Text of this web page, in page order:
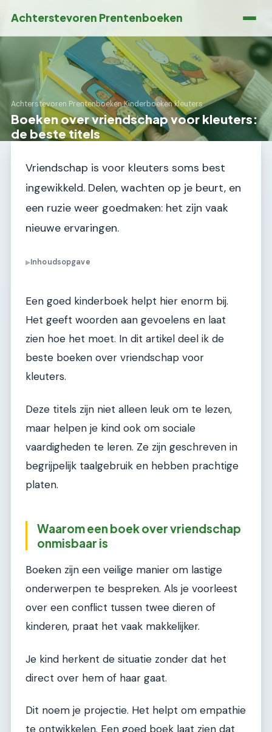
Achterstevoren Prentenboeken
Achterstevoren Prentenboeken›Kinderboeken kleuters
Boeken over vriendschap voor kleuters:
de beste titels
Vriendschap is voor kleuters soms best
ingewikkeld. Delen, wachten op je beurt, en
een ruzie weer goedmaken: het zijn vaak
nieuwe ervaringen.
▶Inhoudsopgave
Een goed kinderboek helpt hier enorm bij.
Het geeft woorden aan gevoelens en laat
zien hoe het moet. In dit artikel deel ik de
beste boeken over vriendschap voor
kleuters.
Deze titels zijn niet alleen leuk om te lezen,
maar helpen je kind ook om sociale
vaardigheden te leren. Ze zijn geschreven in
begrijpelijk taalgebruik en hebben prachtige
platen.
Waarom een boek over vriendschap
onmisbaar is
Boeken zijn een veilige manier om lastige
onderwerpen te bespreken. Als je voorleest
over een conflict tussen twee dieren of
kinderen, praat het vaak makkelijker.
Je kind herkent de situatie zonder dat het
direct over hem of haar gaat.
Dit noem je projectie. Het helpt om empathie
te ontwikkelen. Een goed boek laat zien dat